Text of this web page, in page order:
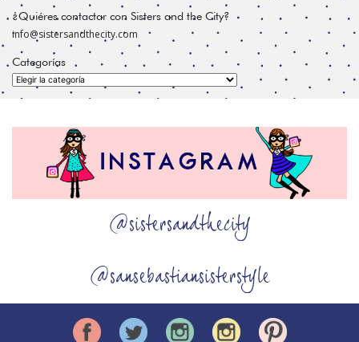
¿Quiéres contactar con Sisters and the City?
info@sistersandthecity.com
Categorías
Categorías
@sistersandthecity
@sansebastiansisterstyle